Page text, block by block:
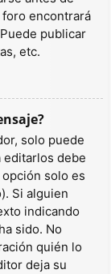
encontrará
publicar
etc.
solo puede
editarlos debe
solo es
Si alguien
indicando
sido. No
quién lo
deja su